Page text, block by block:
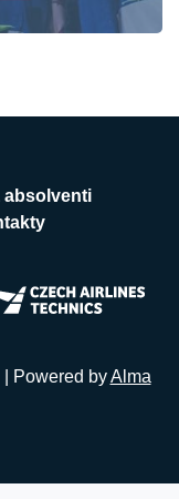
absolventi
Powered byAlma